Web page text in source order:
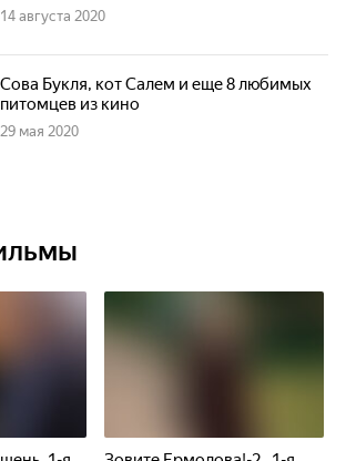
14 августа 2020
Сова Букля, кот Салем и еще 8 любимых
питомцев из кино
29 мая 2020